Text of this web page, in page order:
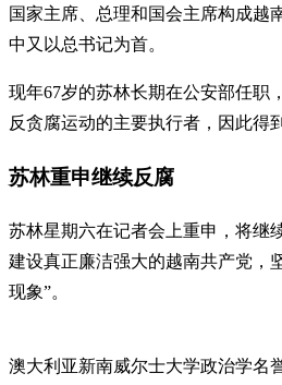
国家主席、总理和国会主席构成越
中又以总书记为首。
现年67岁的苏林长期在公安部任职
反贪腐运动的主要执行者，因此得
苏林重申继续反腐
苏林星期六在记者会上重申，将继
建设真正廉洁强大的越南共产党，
现象”。
澳大利亚新南威尔士大学政治学名